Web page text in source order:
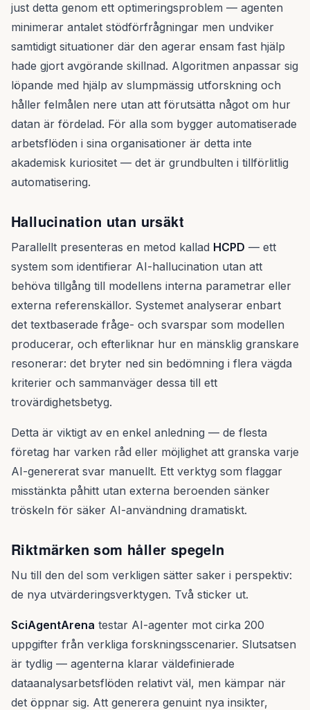
just detta genom ett optimeringsproblem — agenten
minimerar antalet stödförfrågningar men undviker
samtidigt situationer där den agerar ensam fast hjälp
hade gjort avgörande skillnad. Algoritmen anpassar sig
löpande med hjälp av slumpmässig utforskning och
håller felmålen nere utan att förutsätta något om hur
datan är fördelad. För alla som bygger automatiserade
arbetsflöden i sina organisationer är detta inte
akademisk kuriositet — det är grundbulten i tillförlitlig
automatisering.
Hallucination utan ursäkt
Parallellt presenteras en metod kallad HCPD — ett
system som identifierar AI-hallucination utan att
behöva tillgång till modellens interna parametrar eller
externa referenskällor. Systemet analyserar enbart
det textbaserade fråge- och svarspar som modellen
producerar, och efterliknar hur en mänsklig granskare
resonerar: det bryter ned sin bedömning i flera vägda
kriterier och sammanväger dessa till ett
trovärdighetsbetyg.
Detta är viktigt av en enkel anledning — de flesta
företag har varken råd eller möjlighet att granska varje
AI-genererat svar manuellt. Ett verktyg som flaggar
misstänkta påhitt utan externa beroenden sänker
tröskeln för säker AI-användning dramatiskt.
Riktmärken som håller spegeln
Nu till den del som verkligen sätter saker i perspektiv:
de nya utvärderingsverktygen. Två sticker ut.
SciAgentArena testar AI-agenter mot cirka 200
uppgifter från verkliga forskningsscenarier. Slutsatsen
är tydlig — agenterna klarar väldefinierade
dataanalysarbetsflöden relativt väl, men kämpar när
det öppnar sig. Att generera genuint nya insikter,